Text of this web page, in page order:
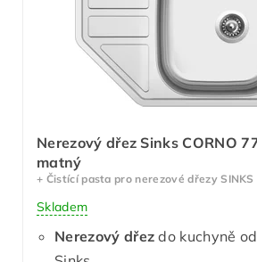
Nerezový dřez Sinks CORNO
matný
+ Čistící pasta pro nerezové dřezy SINKS
Skladem
Nerezový dřez do kuchyně